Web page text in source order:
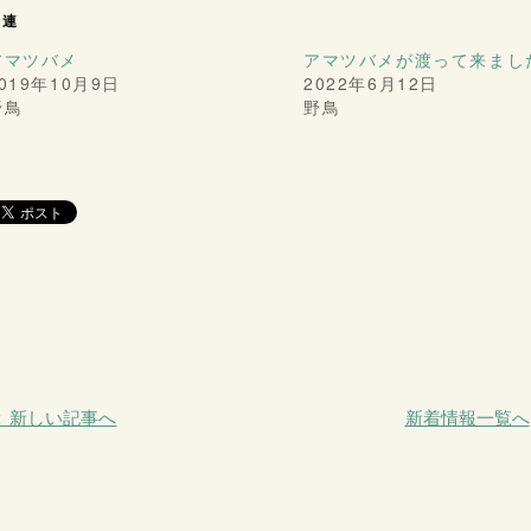
ツバメ
年10月9日
アマツバメが渡って来まし
2022年6月12日
野鳥
新しい記事へ 新着情報一覧へ